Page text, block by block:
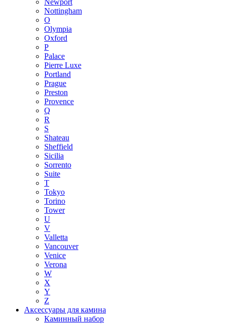
Newport
Nottingham
O
Olympia
Oxford
P
Palace
Pierre Luxe
Portland
Prague
Preston
Provence
Q
R
S
Shateau
Sheffield
Sicilia
Sorrento
Suite
T
Tokyo
Torino
Tower
U
V
Valletta
Vancouver
Venice
Verona
W
X
Y
Z
Аксессуары для камина
Каминный набор